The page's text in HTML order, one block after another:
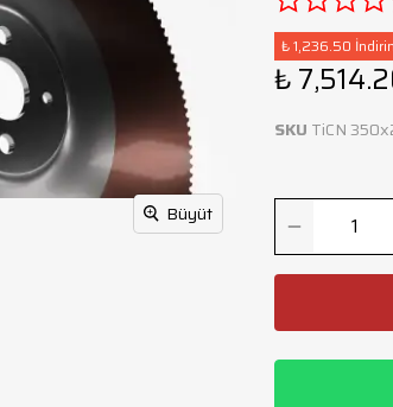
Büyüt
₺ 1,236.50
₺
SKU TiCN